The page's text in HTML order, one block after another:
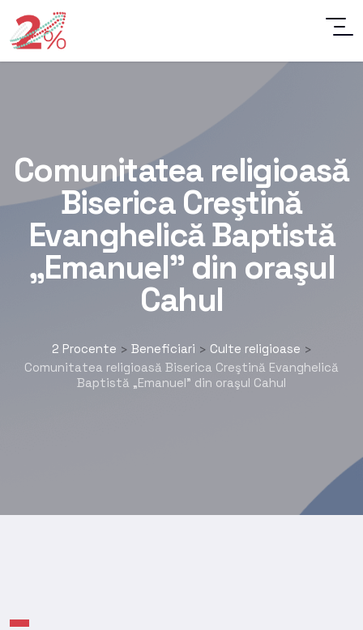
Comunitatea religioasă
Biserica Creştină
Evanghelică Baptistă
„Emanuel” din oraşul
Cahul
2 Procente > Beneficiari > Culte religioase >
Comunitatea religioasă Biserica Creştină Evanghelică
Baptistă „Emanuel” din oraşul Cahul